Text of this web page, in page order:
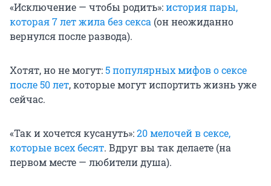
«Исключение — чтобы родить»:история пары,
которая 7 лет жила без секса (он неожиданно
вернулся после развода).
Хотят, но не могут:5 популярных мифов о сексе
после 50 лет, которые могут испортить жизнь уже
сейчас.
«Так и хочется кусануть»:20 мелочей в сексе,
которые всех бесят. Вдруг вы так делаете (на
первом месте — любители душа).